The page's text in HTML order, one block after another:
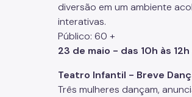
diversão em um ambiente
interativas.
Público: 60 +
23 de maio - das 10h às 12h
Teatro Infantil - Breve
Três mulheres dançam,